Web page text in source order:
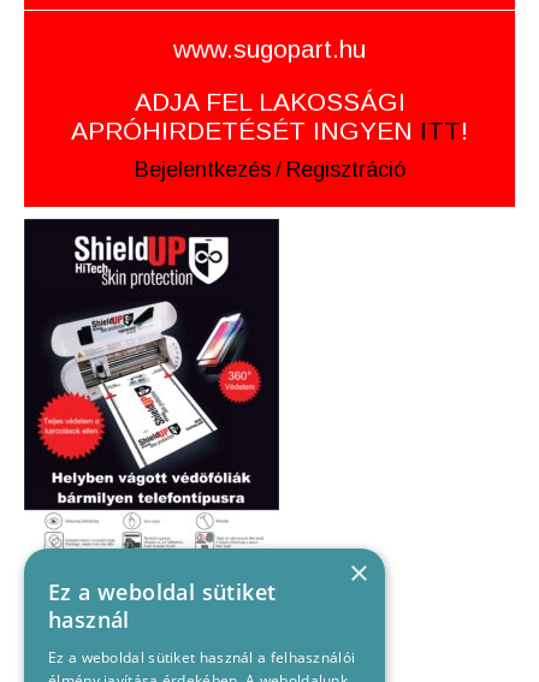
www.sugopart.hu
ADJA FEL LAKOSSÁGI
APRÓHIRDETÉSÉT INGYEN ITT!
Bejelentkezés / Regisztráció
×
Ez a weboldal sütiket
használ
Ez a weboldal sütiket használ a felhasználói